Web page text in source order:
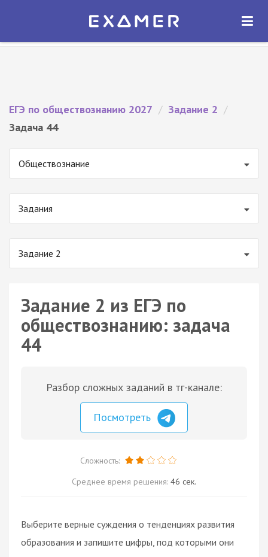
Экзамер — ЕГЭ 2027
ОТКРЫТЬ
ЕГЭ по обществознанию 2027 / Задание 2 /
Задача 44
Обществознание
Задания
Задание 2
Задание 2 из ЕГЭ по
обществознанию: задача
44
Разбор сложных заданий в тг-канале:
Посмотреть
Сложность:
Среднее время решения: 46 сек.
Выберите верные суждения о тенденциях развития
образования и запишите цифры, под которыми они